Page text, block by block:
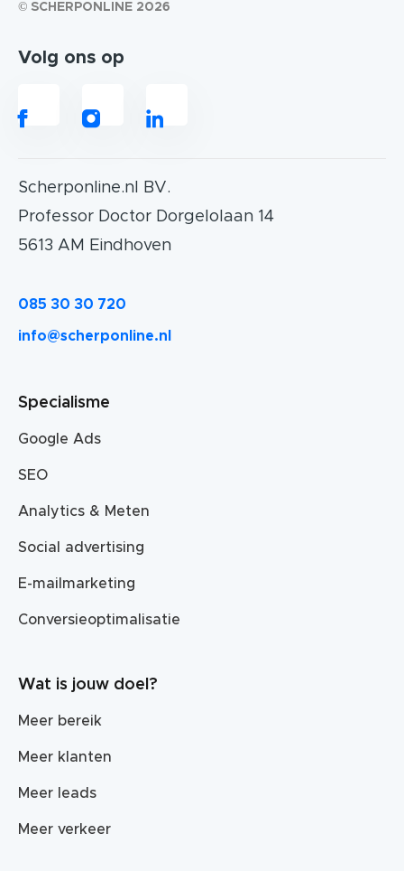
© SCHERPONLINE 2026
Volg ons op
Scherponline.nl BV.
Professor Doctor Dorgelolaan 14
5613 AM Eindhoven
085 30 30 720
info@scherponline.nl
Specialisme
Google Ads
SEO
Analytics & Meten
Social advertising
E-mailmarketing
Conversieoptimalisatie
Wat is jouw doel?
Meer bereik
Meer klanten
Meer leads
Meer verkeer